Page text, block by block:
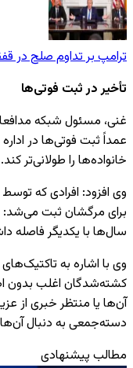
ترامپ بر تداوم صلح در
تأخیر در ثبت فوتی‌ها
غنی، مسئول شبکه
عمداً ثبت فوتی‌ها در
خانواده‌ها را طولانی‌تر کند.
وی افزود: افرادی که
برای مرگشان ثبت می‌شد:
سال‌ها با یکدیگر فاصله
وی با اشاره به
کشته‌شدگان اغلب بدون
آن‌ها یا منتظر خبری از
دسته‌جمعی به دنبال
مطالب پیشنهادی